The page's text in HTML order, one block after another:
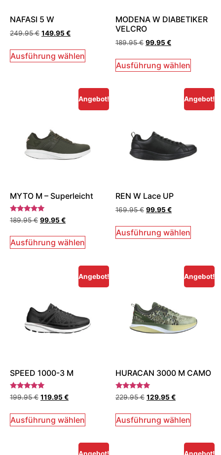
NAFASI 5 W
249.95€ 149.95€
Ausführung wählen
MODENA W DIABETIKER
VELCRO
189.95€ 99.95€
Ausführung wählen
Angebot!
MYTO M – Superleicht
Bewertet
mit
von 5
189.95€ 99.95€
Ausführung wählen
Angebot!
REN W Lace UP
169.95€ 99.95€
Ausführung wählen
Angebot!
SPEED 1000-3 M
Bewertet
mit
von 5
199.95€ 119.95€
Ausführung wählen
Angebot!
HURACAN 3000 M CAMO
Bewertet
mit
von 5
229.95€ 129.95€
Ausführung wählen